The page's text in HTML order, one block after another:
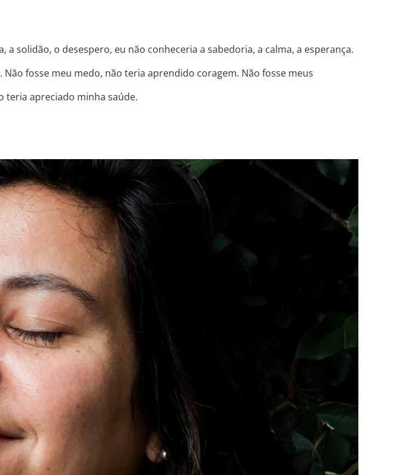
solidão, o desespero, eu não conheceria a sabedoria, a calma, a esperança.
fosse meu medo, não teria aprendido coragem. Não fosse meus
teria apreciado minha saúde.
MUITO ERRADO COMIGO